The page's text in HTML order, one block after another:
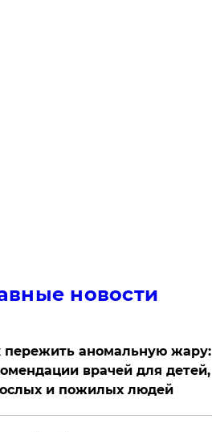
новости
пережить аномальную жару:
врачей для детей,
и пожилых людей